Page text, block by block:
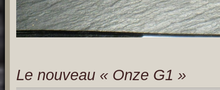
Le nouveau « Onze G1 »